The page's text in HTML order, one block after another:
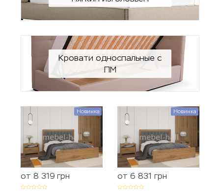
Кровати односпальные с
ПМ
Новинка
от 8 319 грн
Новинка
от 6 831 грн